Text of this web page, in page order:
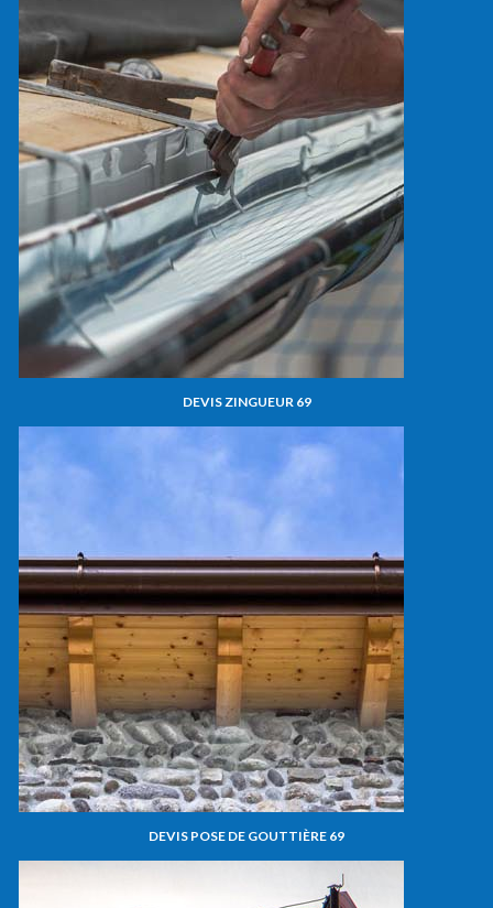
DEVIS ZINGUEUR 69
DEVIS POSE DE GOUTTIÈRE 69